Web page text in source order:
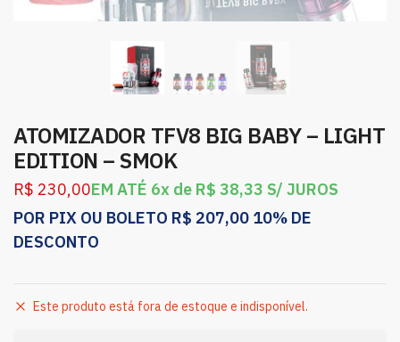
ATOMIZADOR TFV8 BIG BABY – LIGHT
EDITION – SMOK
R$ 230,00EM ATÉ 6x de R$ 38,33 S/ JUROS
POR PIX OU BOLETO R$ 207,00 10% DE
DESCONTO
Este produto está fora de estoque e indisponível.